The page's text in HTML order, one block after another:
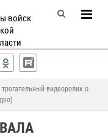
войск
видеоролик о